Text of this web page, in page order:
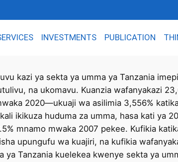
INVESTMENTS PUBLICATION
kazi ya sekta ya umma ya Tanzania
na ukomavu. Kuanzia wafanyakazi
2020—ukuaji wa asilimia 3,556%
ikikuza huduma za umma, hasa kati ya
mnamo mwaka 2007 pekee. Kufikia
upungufu wa kuajiri, na kufikia
Tanzania kuelekea kwenye sekta ya